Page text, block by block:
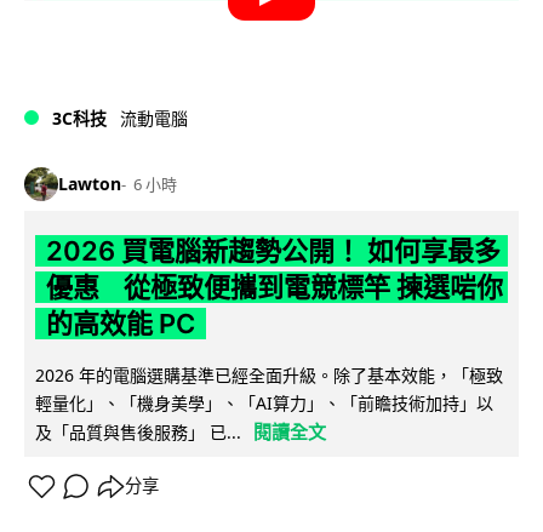
3C科技 流動電腦
Lawton 6 小時
2026 買電腦新趨勢公開！ 如何享最多
優惠 從極致便攜到電競標竿 揀選啱你
的高效能 PC
2026 年的電腦選購基準已經全面升級。除了基本效能，「極致
輕量化」、「機身美學」、「AI算力」、「前瞻技術加持」以
及「品質與售後服務」 已...
閱讀全文
分享